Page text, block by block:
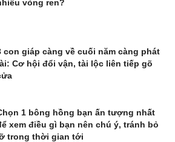
vòng ren?
con giáp càng về cuối năm càng phát
Cơ hội đổi vận, tài lộc liên tiếp gõ
1 bông hồng bạn ấn tượng nhất
xem điều gì bạn nên chú ý, tránh bỏ
trong thời gian tới